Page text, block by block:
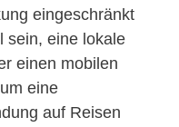
eingeschränkt
sein, eine lokale
einen mobilen
eine
auf Reisen